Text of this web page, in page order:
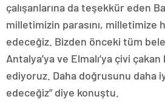
çalışanlarına da teşekkür eden
milletimizin parasını, milletimize
edeceğiz. Bizden önceki tüm
Antalya’ya ve Elmalı’ya çivi
ediyoruz. Daha doğrusunu daha
edeceğiz” diye konuştu.